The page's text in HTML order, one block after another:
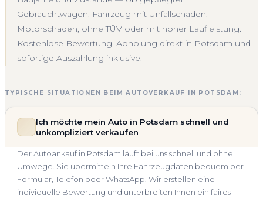
Gebrauchtwagen, Fahrzeug mit Unfallschaden,
Motorschaden, ohne TÜV oder mit hoher Laufleistung.
Kostenlose Bewertung, Abholung direkt in Potsdam und
sofortige Auszahlung inklusive.
TYPISCHE SITUATIONEN BEIM AUTOVERKAUF IN POTSDAM:
Ich möchte mein Auto in Potsdam schnell und
unkompliziert verkaufen
Der Autoankauf in Potsdam läuft bei uns schnell und ohne
Umwege. Sie übermitteln Ihre Fahrzeugdaten bequem per
Formular, Telefon oder WhatsApp. Wir erstellen eine
individuelle Bewertung und unterbreiten Ihnen ein faires